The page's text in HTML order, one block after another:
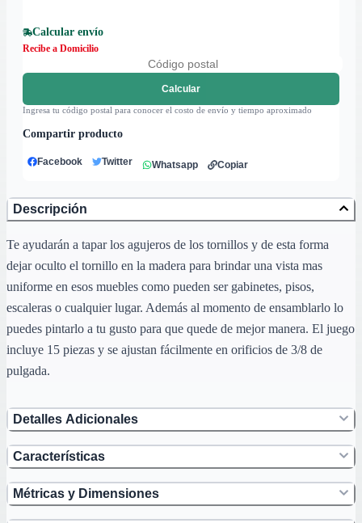
Calcular envío
Recibe a Domicilio
Calcular
Ingresa tu código postal para conocer el costo de envío y tiempo aproximado
Compartir producto
Facebook Twitter Whatsapp Copiar
Descripción
Te ayudarán a tapar los agujeros de los tornillos y de esta forma
dejar oculto el tornillo en la madera para brindar una vista mas
uniforme en esos muebles como pueden ser gabinetes, pisos,
escaleras o cualquier lugar. Además al momento de ensamblarlo lo
puedes pintarlo a tu gusto para que quede de mejor manera. El juego
incluye 15 piezas y se ajustan fácilmente en orificios de 3/8 de
pulgada.
Detalles Adicionales
Características
Métricas y Dimensiones